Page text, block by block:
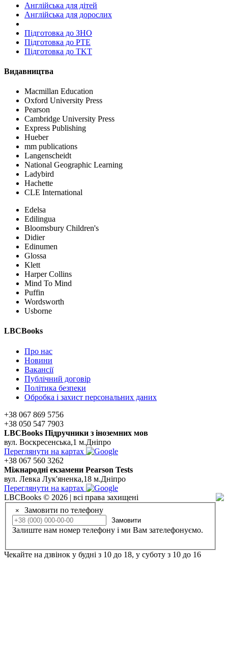
Англійська для дітей
Англійська для дорослих
Пiдготовка до ЗНО
Підготовка до PTE
Підготовка до TKT
Видавництва
Macmillan Education
Oxford University Press
Pearson
Cambridge University Press
Express Publishing
Hueber
mm publications
Langenscheidt
National Geographic Learning
Ladybird
Hachette
CLE International
Edelsa
Edilingua
Bloomsbury Children's
Didier
Edinumen
Glossa
Klett
Harper Collins
Mind To Mind
Puffin
Wordsworth
Usborne
LBCBooks
Про нас
Новини
Вакансії
Публічний договір
Політика безпеки
Обробка і захист персональних даних
+38 067 869 5756
+38 050 547 7903
LBCBooks Підручники з іноземних мов
вул. Воскресенська,1 м.Дніпро
Переглянути на картах
+38 067 560 3262
Мiжнароднi екзамени Pearson Tests
вул. Левка Лук'яненка,18 м.Дніпро
Переглянути на картах
LBCBooks © 2026 | всі права захищені
× Замовити по телефону
Замовити
Залиште нам номер телефону і ми Вам зателефонуємо.
Чекайте на дзвінок у будні з 10 до 18, у суботу з 10 до 16